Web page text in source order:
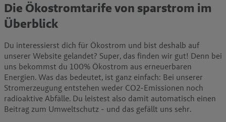
Die Ökostromtarife von sparstrom im
Überblick
Du interessierst dich für Ökostrom und bist deshalb auf
unserer Website gelandet? Super, das finden wir gut! Denn bei
uns bekommst du 100% Ökostrom aus erneuerbaren
Energien. Was das bedeutet, ist ganz einfach: Bei unserer
Stromerzeugung entstehen weder CO2-Emissionen noch
radioaktive Abfälle. Du leistest also damit automatisch einen
Beitrag zum Umweltschutz - und das gefällt uns sehr.